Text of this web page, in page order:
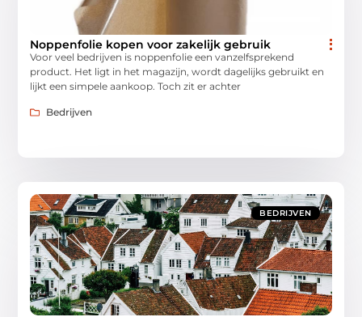
Noppenfolie kopen voor zakelijk gebruik
Voor veel bedrijven is noppenfolie een vanzelfsprekend
product. Het ligt in het magazijn, wordt dagelijks gebruikt en
lijkt een simpele aankoop. Toch zit er achter
Bedrijven
BEDRIJVEN